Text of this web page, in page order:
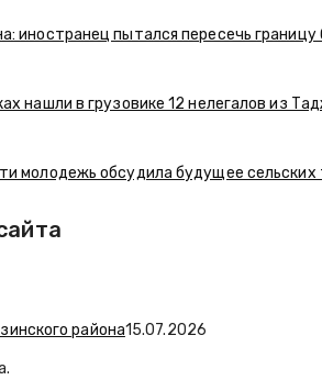
иностранец пытался пересечь
нашли в грузовике 12 нелегалов из
молодежь обсудила будущее сельских
района15.07.2026